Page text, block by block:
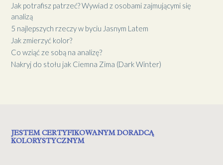
Jak potrafisz patrzeć? Wywiad z osobami zajmującymi się
analizą
5 najlepszych rzeczy w byciu Jasnym Latem
Jak zmierzyć kolor?
Co wziąć ze sobą na analizę?
Nakryj do stołu jak Ciemna Zima (Dark Winter)
JESTEM CERTYFIKOWANYM DORADCĄ
KOLORYSTYCZNYM